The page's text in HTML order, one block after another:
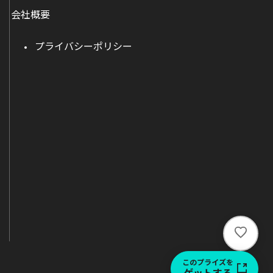
い
ね
このプライズを
会社概要
プライバシーポリシー